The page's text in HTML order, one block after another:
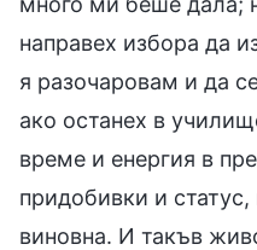
направех избора да
я разочаровам и да
ако останех в
време и енергия в
придобивки и
виновна. И такъв